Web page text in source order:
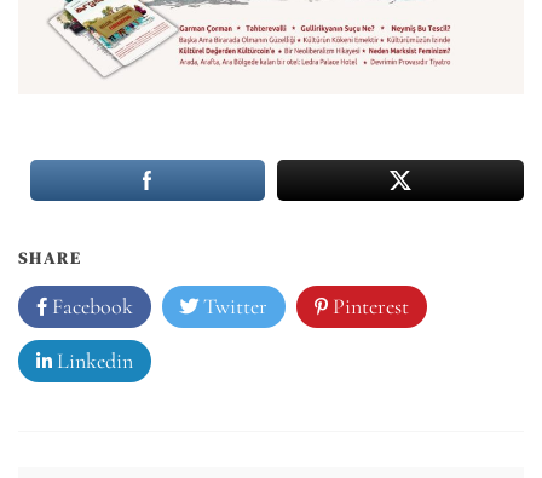
SHARE
Facebook Twitter Pinterest
Linkedin